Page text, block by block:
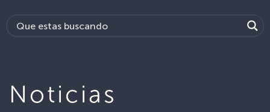
Noticias